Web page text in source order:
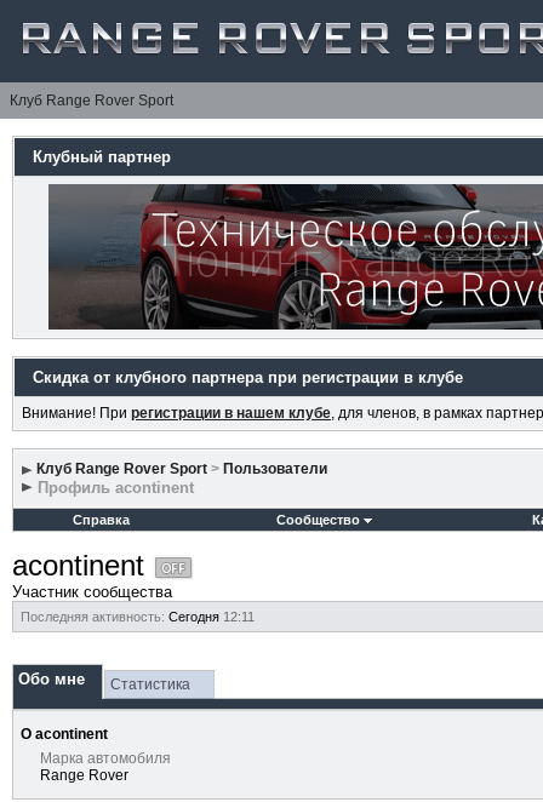
Клуб Range Rover Sport
Клубный партнер
Скидка от клубного партнера при регистрации в клубе
Внимание! При регистрации в нашем клубе, для членов, в рамках
Клуб Range Rover Sport > Пользователи
Профиль acontinent
Справка Сообщество
acontinent
Участник сообщества
Последняя активность: Сегодня 12:11
Обо мне Статистика
О acontinent
Марка автомобиля
Range Rover